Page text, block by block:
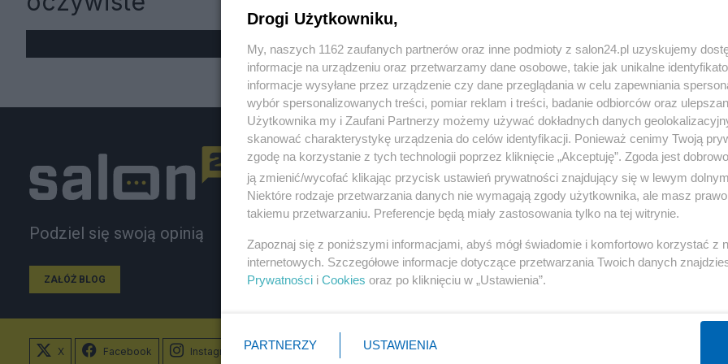
« WRÓĆ DO NOTKI
Podziel się swoją opinią
ZAŁÓŻ BLOG
Polityka
Rosja
PiS
Prezydent
NATO
Gospodarka
Biznes
Pieniądze
Inwestycje
Podatki
X Facebook Instagram
Drogi Użytkowniku,
My, naszych 1162 zaufanych partnerów oraz inne podmioty z salon24.pl uzyskujemy
informacje na urządzeniu oraz przetwarzamy dane osobowe, takie jak unikalne
informacje wysyłane przez urządzenie czy dane przeglądania w celu zapewniania
wybór spersonalizowanych treści, pomiar reklam i treści, badanie odbiorców oraz
Użytkownika my i Zaufani Partnerzy możemy używać dokładnych danych
skanować charakterystykę urządzenia do celów identyfikacji. Ponieważ cenimy Twoją
zgodę na korzystanie z tych technologii poprzez kliknięcie „Akceptuję”. Zgoda jest
ją zmienić/wycofać klikając przycisk ustawień prywatności znajdujący się w lewym
Niektóre rodzaje przetwarzania danych nie wymagają zgody użytkownika, ale masz
takiemu przetwarzaniu. Preferencje będą miały zastosowania tylko na tej witrynie.
Zapoznaj się z poniższymi informacjami, abyś mógł świadomie i komfortowo korzystać z
internetowych. Szczegółowe informacje dotyczące przetwarzania Twoich danych
Prywatności i Cookies oraz po kliknięciu w „Ustawienia”.
PARTNERZY USTAWIENIA